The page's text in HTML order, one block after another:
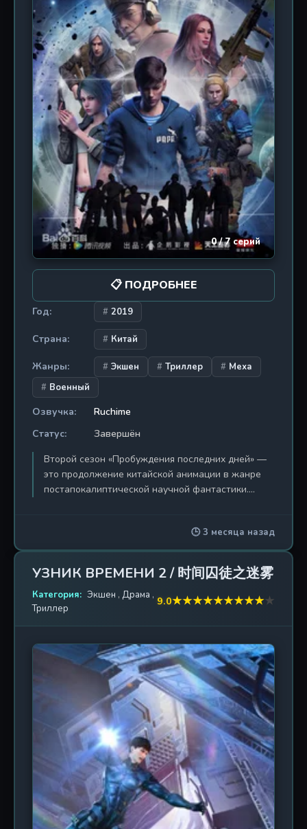
опыта Зарождения, которые обманом заставляли
его достичь стадии Зарождения, привлекала
преследование Кровавой Бездны и Небесного
Таинственного Старейшины. Чжао Инсюн
использовал мудрость Бессмертного
Императора, чтобы обмануть своих учеников и
выиграть время, дождавшись возвращения
божественного зверя и восстановления сил,
чтобы победить Небесного Таинственного
Старейшину, аннексировав Первородную
Бессмертную Обитель и Священную Землю
Небесного Меча, превратив Секту Цинъюнь в
Бессмертную Секту Цинъюнь. По мере усиления
изначальной даосской энергии он обнаружил, что
его перерождение, задержка в развитии системы
и упадок секты — всё это коренится в 80 000-
летней шахматной игре Небесного Дао, и эта
игра только начиналась.
0 / 7 серий
📋 ПОДРОБНЕЕ
Год: 2019
Страна: Китай
Жанры: Экшен Триллер
Меха
Военный
Озвучка:
Ruchime
Статус:
Завершён
Второй сезон «Пробуждения последних дней» —
это продолжение китайской анимации в жанре
постапокалиптической научной фантастики.
вторжением загадочной расы пришельцев или
мутантов. Главные герои, пережившие первую
волну вторжения, вынуждены адаптироваться к
новым жестоким условиям выживания, где
каждый день может стать последним. Сериал
сочетает элементы меха (боевые экзоскелеты и
роботы), военной драмы и психологического
триллера, подчеркивая хрупкость человеческой
цивилизации перед лицом неизведанного. Во
втором сезоне («Вторжение») акцент смещается
на масштабные сражения и тактическое
противостояние: люди пытаются создать
оборонительные базы, добывать ресурсы и
искать союзников среди оставшихся выживших.
Анимация выполнена студией Oriental Creative
Color в стиле, близком к современным китайским
дунхуа, с динамичными сценами боев,
детализированными механизмами и мрачной
цветовой палитрой. Сюжет углубляется в
предысторию вторжения и раскрывает тайны
🕒 3 месяца назад
УЗНИК ВРЕМЕНИ 2 / 时间囚徒之迷雾
Категория: Экшен , Драма ,
Триллер
9.0★★★★★★★★★★